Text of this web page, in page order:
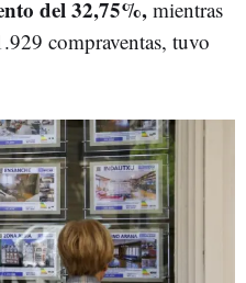
del 32,75%, mientras
compraventas, tuvo